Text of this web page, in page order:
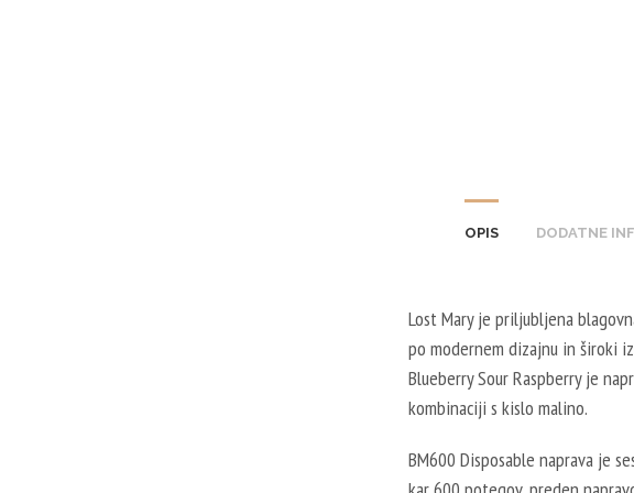
OPIS DODATNE
Lost Mary je priljubljena
po modernem dizajnu in široki
Blueberry Sour Raspberry je
kombinaciji s kislo malino.
BM600 Disposable naprava je